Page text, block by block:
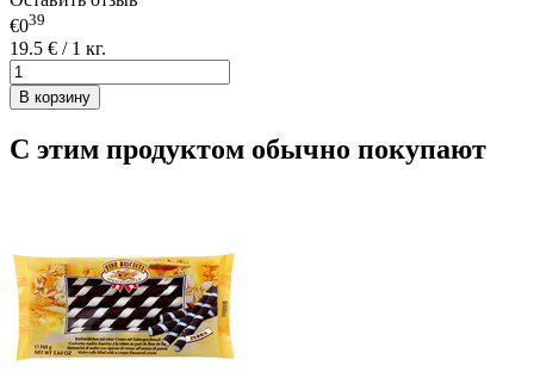
€039
19.5 € / 1 кг.
В корзину
С этим продуктом обычно покупают